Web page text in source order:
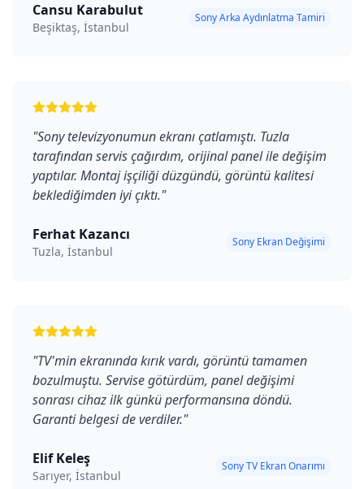
Cansu Karabulut
Beşiktaş, İstanbul
Sony Arka Aydınlatma Tamiri
"Sony televizyonumun ekranı çatlamıştı. Tuzla
tarafından servis çağırdım, orijinal panel ile değişim
yaptılar. Montaj işçiliği düzgündü, görüntü kalitesi
beklediğimden iyi çıktı."
Ferhat Kazancı
Tuzla, İstanbul
Sony Ekran Değişimi
"TV'min ekranında kırık vardı, görüntü tamamen
bozulmuştu. Servise götürdüm, panel değişimi
sonrası cihaz ilk günkü performansına döndü.
Garanti belgesi de verdiler."
Elif Keleş
Sarıyer, İstanbul
Sony TV Ekran Onarımı